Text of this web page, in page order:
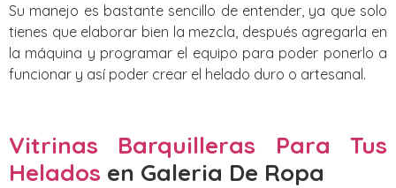
Su manejo es bastante sencillo de entender, ya que solo
tienes que elaborar bien la mezcla, después agregarla en
la máquina y programar el equipo para poder ponerlo a
funcionar y así poder crear el helado duro o artesanal.
Vitrinas Barquilleras Para Tus
Helados en Galeria De Ropa